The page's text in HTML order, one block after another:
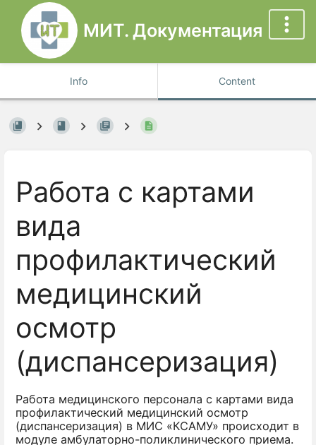
МИТ. Документация
Info Content
Работа с картами
вида
профилактический
медицинский
осмотр
(диспансеризация)
Работа медицинского персонала с картами вида
профилактический медицинский осмотр
(диспансеризация) в МИС «КСАМУ» происходит в
модуле амбулаторно-поликлинического приема.